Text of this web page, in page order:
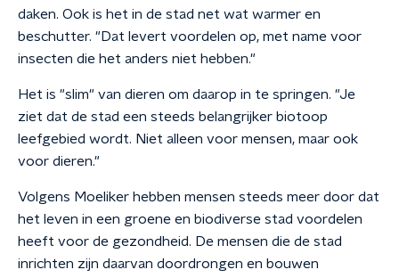
daken. Ook is het in de stad net wat warmer en
beschutter. "Dat levert voordelen op, met name voor
insecten die het anders niet hebben."
Het is "slim" van dieren om daarop in te springen. "Je
ziet dat de stad een steeds belangrijker biotoop
leefgebied wordt. Niet alleen voor mensen, maar ook
voor dieren."
Volgens Moeliker hebben mensen steeds meer door dat
het leven in een groene en biodiverse stad voordelen
heeft voor de gezondheid. De mensen die de stad
inrichten zijn daarvan doordrongen en bouwen